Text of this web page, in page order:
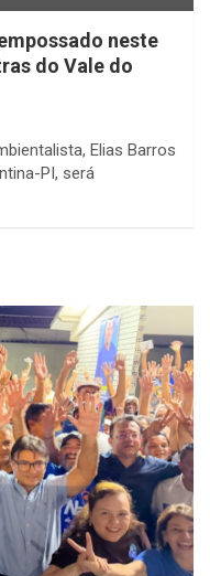
neste
do Vale do
Elias Barros
PI, será